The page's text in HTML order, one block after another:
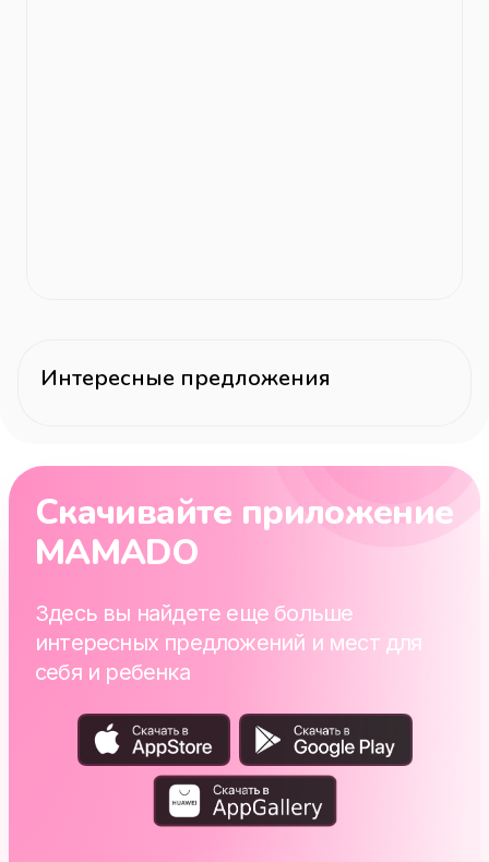
Интересные предложения
Скачивайте приложение
MAMADO
Здесь вы найдете еще больше
интересных предложений и мест для
себя и ребенка